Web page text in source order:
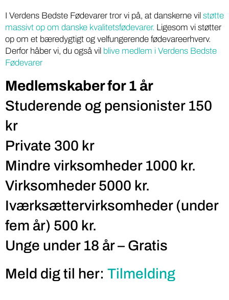
I Verdens Bedste Fødevarer tror vi på, at danskerne vil støtte
massivt op om danske kvalitetsfødevarer. Ligesom vi støtter
op om et bæredygtigt og velfungerende fødevareerhverv.
Derfor håber vi, du også vil blive medlem i Verdens Bedste
Fødevarer
Medlemskaber for 1 år
Studerende og pensionister 150
kr
Private 300 kr
Mindre virksomheder 1000 kr.
Virksomheder 5000 kr.
Iværksættervirksomheder (under
fem år) 500 kr.
Unge under 18 år – Gratis
Meld dig til her: Tilmelding